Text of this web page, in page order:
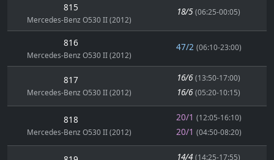
815
Mercedes-Benz O530 II (2012)
18/5 (06:25-00:05)
816
Mercedes-Benz O530 II (2012)
47/2 (06:10-23:00)
817
Mercedes-Benz O530 II (2012)
16/6 (13:50-17:00)
16/6 (05:20-10:15)
818
Mercedes-Benz O530 II (2012)
20/1 (12:05-16:10)
20/1 (04:50-08:20)
14/4 (14:25-17:55)